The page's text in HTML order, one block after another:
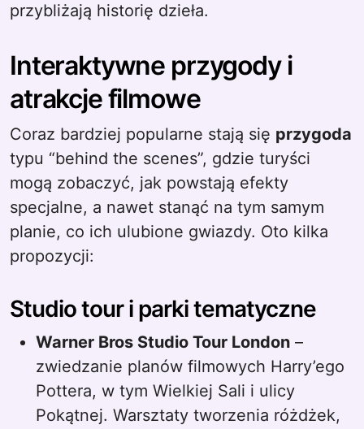
przybliżają historię dzieła.
Interaktywne przygody i
atrakcje filmowe
Coraz bardziej popularne stają się przygoda
typu “behind the scenes”, gdzie turyści
mogą zobaczyć, jak powstają efekty
specjalne, a nawet stanąć na tym samym
planie, co ich ulubione gwiazdy. Oto kilka
propozycji:
Studio tour i parki tematyczne
Warner Bros Studio Tour London –
zwiedzanie planów filmowych Harry’ego
Pottera, w tym Wielkiej Sali i ulicy
Pokątnej. Warsztaty tworzenia różdżek,